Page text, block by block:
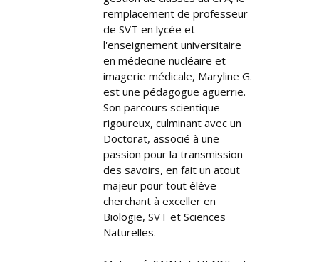
remplacement de professeur
de SVT en lycée et
l'enseignement universitaire
en médecine nucléaire et
imagerie médicale, Maryline G.
est une pédagogue aguerrie.
Son parcours scientifique
rigoureux, culminant avec un
Doctorat, associé à une
passion pour la transmission
des savoirs, en fait un atout
majeur pour tout élève
cherchant à exceller en
Biologie, SVT et Sciences
Naturelles.